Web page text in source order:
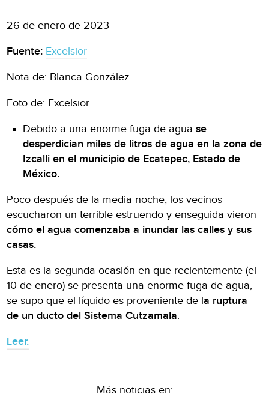
26 de enero de 2023
Fuente: Excelsior
Nota de: Blanca González
Foto de: Excelsior
Debido a una enorme fuga de agua se
desperdician miles de litros de agua en la zona de
Izcalli en el municipio de Ecatepec, Estado de
México.
Poco después de la media noche, los vecinos
escucharon un terrible estruendo y enseguida vieron
cómo el agua comenzaba a inundar las calles y sus
casas.
Esta es la segunda ocasión en que recientemente (el
10 de enero) se presenta una enorme fuga de agua,
se supo que el líquido es proveniente de la ruptura
de un ducto del Sistema Cutzamala.
Leer.
Más noticias en: